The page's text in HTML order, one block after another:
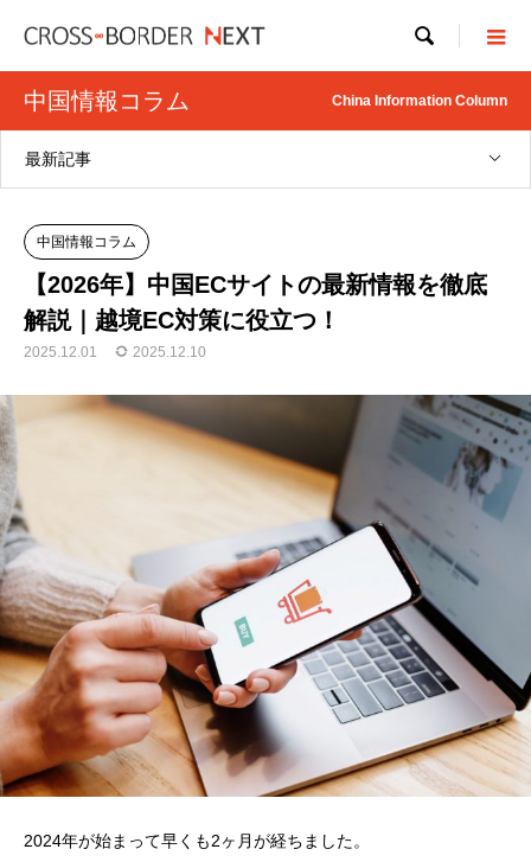

中国情報コラム China Information Column
最新記事
中国情報コラム
【2026年】中国ECサイトの最新情報を徹底
解説｜越境EC対策に役立つ！
2025.12.01 2025.12.10
2024年が始まって早くも2ヶ月が経ちました。